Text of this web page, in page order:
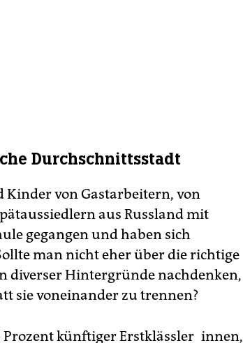
Durchschnittsstadt
Kinder von Gastarbeitern, von
aus Russland mit
gegangen und haben sich
man nicht eher über die richtige
diverser Hintergründe nachdenken,
sie voneinander zu trennen?
künftiger Erstklässler_innen,